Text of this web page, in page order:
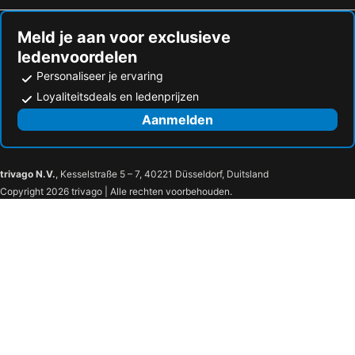
Meld je aan voor exclusieve
ledenvoordelen
Personaliseer je ervaring
Loyaliteitsdeals en ledenprijzen
Aanmelden
trivago N.V., Kesselstraße 5 – 7, 40221 Düsseldorf, Duitsland
Copyright 2026 trivago | Alle rechten voorbehouden.